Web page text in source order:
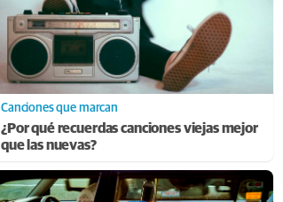
Canciones que marcan
¿Por qué recuerdas canciones viejas mejor
que las nuevas?